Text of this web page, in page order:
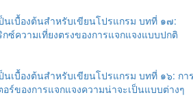
นเบื้องต้นสำหรับเขียนโปรแกรม บทที่ ๑๗:
ซ์ความเที่ยงตรงของการแจกแจงแบบปกติ
นเบื้องต้นสำหรับเขียนโปรแกรม บทที่ ๑๖: กา
ร์ของการแจกแจงความน่าจะเป็นแบบต่างๆ